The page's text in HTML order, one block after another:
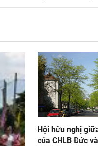
Hội hữu nghị
của CHLB Đức